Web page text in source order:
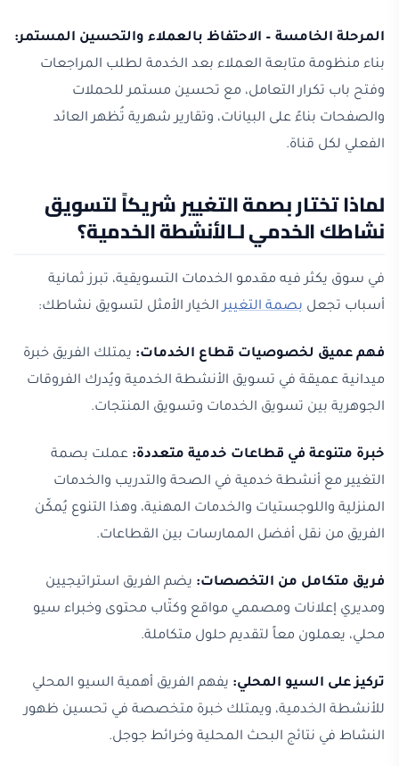
المرحلة الخامسة – الاحتفاظ بالعملاء والتحسين المستمر:
بناء منظومة متابعة العملاء بعد الخدمة لطلب المراجعات
وفتح باب تكرار التعامل، مع تحسين مستمر للحملات
والصفحات بناءً على البيانات، وتقارير شهرية تُظهر العائد
الفعلي لكل قناة.
لماذا تختار بصمة التغيير شريكاً لتسويق
نشاطك الخدمي لـالأنشطة الخدمية؟
في سوق يكثر فيه مقدمو الخدمات التسويقية، تبرز ثمانية
أسباب تجعل بصمة التغيير الخيار الأمثل لتسويق نشاطك:
فهم عميق لخصوصيات قطاع الخدمات: يمتلك الفريق خبرة
ميدانية عميقة في تسويق الأنشطة الخدمية ويُدرك الفروقات
الجوهرية بين تسويق الخدمات وتسويق المنتجات.
خبرة متنوعة في قطاعات خدمية متعددة: عملت بصمة
التغيير مع أنشطة خدمية في الصحة والتدريب والخدمات
المنزلية واللوجستيات والخدمات المهنية، وهذا التنوع يُمكّن
الفريق من نقل أفضل الممارسات بين القطاعات.
فريق متكامل من التخصصات: يضم الفريق استراتيجيين
ومديري إعلانات ومصممي مواقع وكتّاب محتوى وخبراء سيو
محلي، يعملون معاً لتقديم حلول متكاملة.
تركيز على السيو المحلي: يفهم الفريق أهمية السيو المحلي
للأنشطة الخدمية، ويمتلك خبرة متخصصة في تحسين ظهور
النشاط في نتائج البحث المحلية وخرائط جوجل.